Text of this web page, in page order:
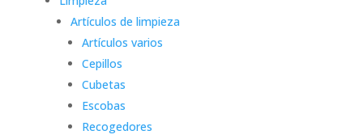
Artículos de limpieza
Artículos varios
Cepillos
Cubetas
Escobas
Recogedores